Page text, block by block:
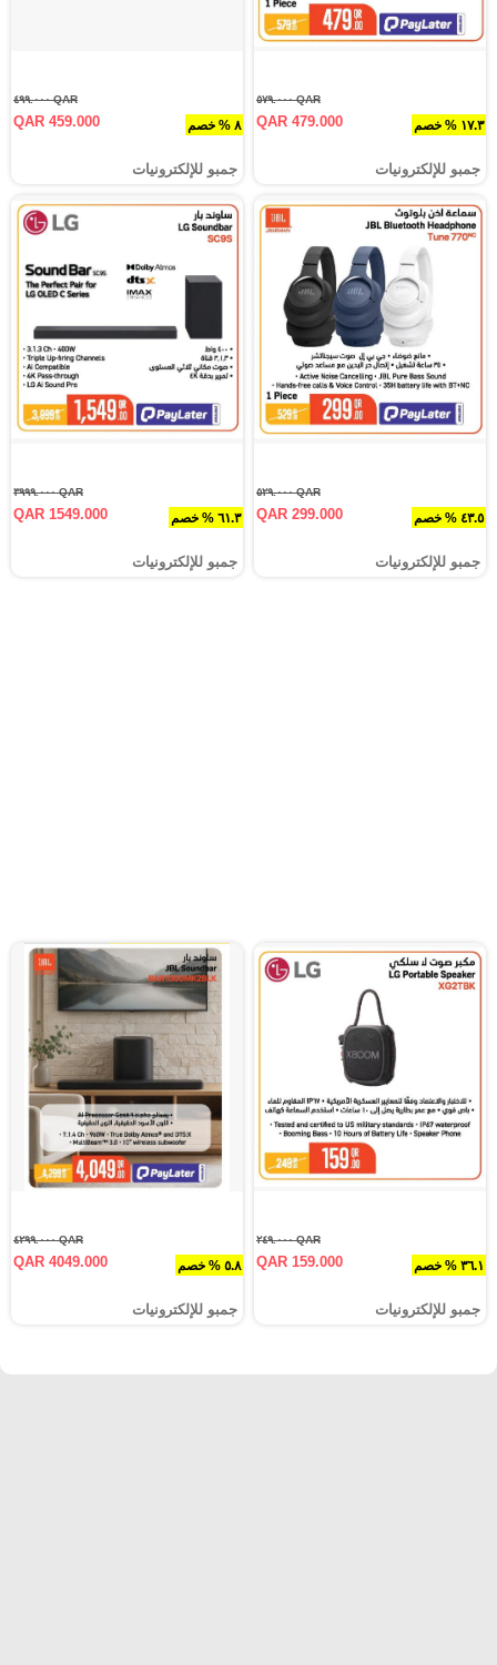
١٧.٣ % خصم
QAR ٥٧٩.٠٠٠
QAR 479.000
جمبو للإلكترونيات
٨ % خصم
QAR ٤٩٩.٠٠٠
QAR 459.000
جمبو للإلكترونيات
٤٣.٥ % خصم
QAR ٥٢٩.٠٠٠
QAR 299.000
جمبو للإلكترونيات
٦١.٣ % خصم
QAR ٣٩٩٩.٠٠٠
QAR 1549.000
جمبو للإلكترونيات
٣٦.١ % خصم
QAR ٢٤٩.٠٠٠
QAR 159.000
جمبو للإلكترونيات
٥.٨ % خصم
QAR ٤٢٩٩.٠٠٠
QAR 4049.000
جمبو للإلكترونيات